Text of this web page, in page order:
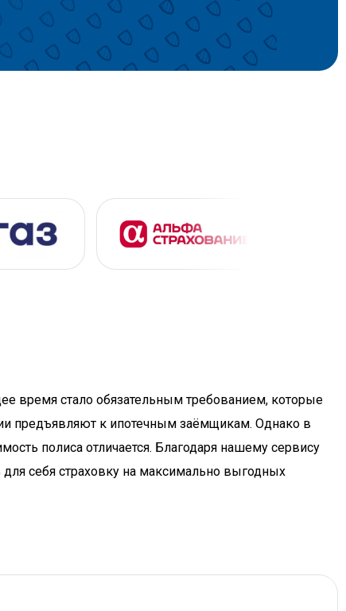
время стало обязательным требованием, которые
предъявляют к ипотечным заёмщикам. Однако в
полиса отличается. Благодаря нашему сервису
себя страховку на максимально выгодных